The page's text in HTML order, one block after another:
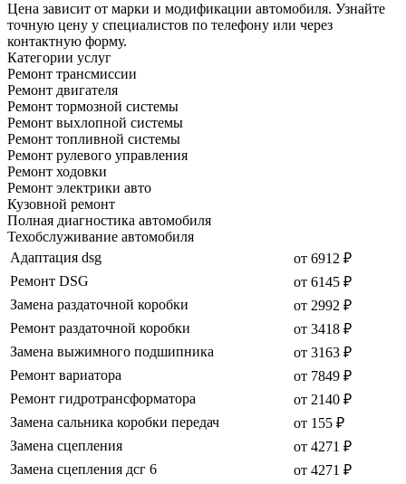
Цена зависит от марки и модификации автомобиля. Узнайте
точную цену у специалистов по телефону или через
контактную форму.
Категории услуг
Ремонт трансмиссии
Ремонт двигателя
Ремонт тормозной системы
Ремонт выхлопной системы
Ремонт топливной системы
Ремонт рулевого управления
Ремонт ходовки
Ремонт электрики авто
Кузовной ремонт
Полная диагностика автомобиля
Техобслуживание автомобиля
Адаптация dsg
от 6912 ₽
Ремонт DSG
от 6145 ₽
Замена раздаточной коробки
от 2992 ₽
Ремонт раздаточной коробки
от 3418 ₽
Замена выжимного подшипника
от 3163 ₽
Ремонт вариатора
от 7849 ₽
Ремонт гидротрансформатора
от 2140 ₽
Замена сальника коробки передач
от 155 ₽
Замена сцепления
от 4271 ₽
Замена сцепления дсг 6
от 4271 ₽